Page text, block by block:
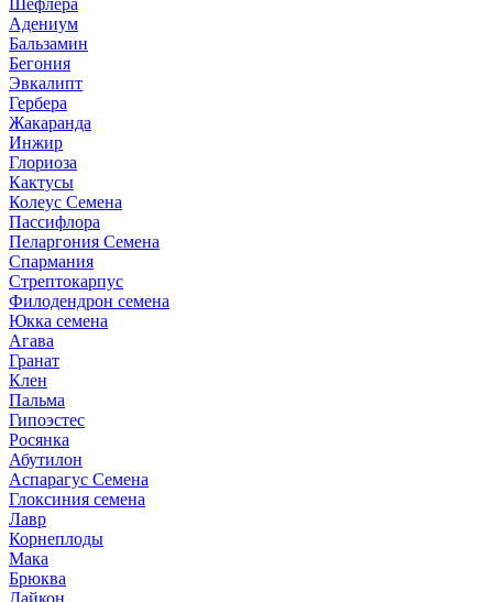
Шефлера
Адениум
Бальзамин
Бегония
Эвкалипт
Гербера
Жакаранда
Инжир
Глориоза
Кактусы
Колеус Семена
Пассифлора
Пеларгония Семена
Спармания
Стрептокарпус
Филодендрон семена
Юкка семена
Агава
Гранат
Клен
Пальма
Гипоэстес
Росянка
Абутилон
Аспарагус Семена
Глоксиния семена
Лавр
Корнеплоды
Мака
Брюква
Дайкон